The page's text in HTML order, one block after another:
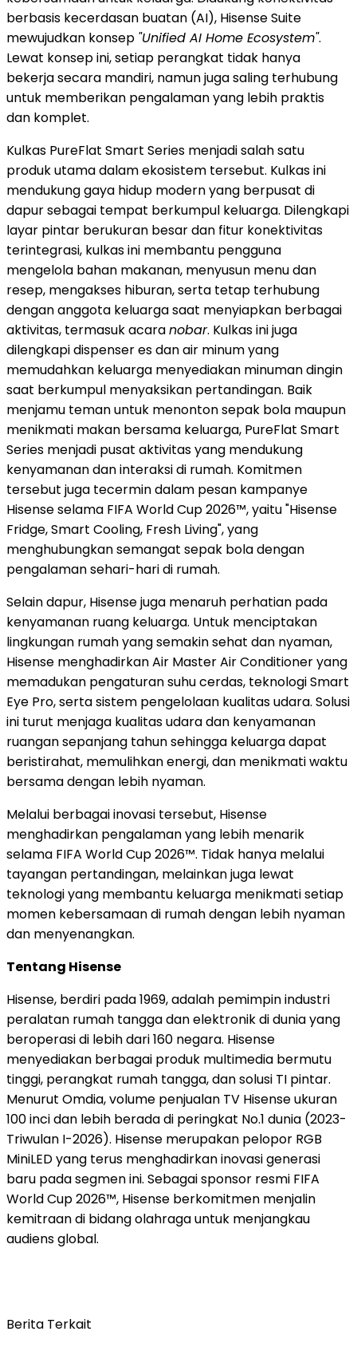
berbasis kecerdasan buatan (AI), Hisense Suite
mewujudkan konsep "Unified AI Home Ecosystem".
Lewat konsep ini, setiap perangkat tidak hanya
bekerja secara mandiri, namun juga saling terhubung
untuk memberikan pengalaman yang lebih praktis
dan komplet.
Kulkas PureFlat Smart Series menjadi salah satu
produk utama dalam ekosistem tersebut. Kulkas ini
mendukung gaya hidup modern yang berpusat di
dapur sebagai tempat berkumpul keluarga. Dilengkapi
layar pintar berukuran besar dan fitur konektivitas
terintegrasi, kulkas ini membantu pengguna
mengelola bahan makanan, menyusun menu dan
resep, mengakses hiburan, serta tetap terhubung
dengan anggota keluarga saat menyiapkan berbagai
aktivitas, termasuk acaranobar. Kulkas ini juga
dilengkapi dispenser es dan air minum yang
memudahkan keluarga menyediakan minuman dingin
saat berkumpul menyaksikan pertandingan. Baik
menjamu teman untuk menonton sepak bola maupun
menikmati makan bersama keluarga, PureFlat Smart
Series menjadi pusat aktivitas yang mendukung
kenyamanan dan interaksi di rumah. Komitmen
tersebut juga tecermin dalam pesan kampanye
Hisense selama FIFA World Cup 2026™, yaitu "Hisense
Fridge, Smart Cooling, Fresh Living", yang
menghubungkan semangat sepak bola dengan
pengalaman sehari-hari di rumah.
Selain dapur, Hisense juga menaruh perhatian pada
kenyamanan ruang keluarga. Untuk menciptakan
lingkungan rumah yang semakin sehat dan nyaman,
Hisense menghadirkan Air Master Air Conditioner yang
memadukan pengaturan suhu cerdas, teknologi Smart
Eye Pro, serta sistem pengelolaan kualitas udara. Solusi
ini turut menjaga kualitas udara dan kenyamanan
ruangan sepanjang tahun sehingga keluarga dapat
beristirahat, memulihkan energi, dan menikmati waktu
bersama dengan lebih nyaman.
Melalui berbagai inovasi tersebut, Hisense
menghadirkan pengalaman yang lebih menarik
selama FIFA World Cup 2026™. Tidak hanya melalui
tayangan pertandingan, melainkan juga lewat
teknologi yang membantu keluarga menikmati setiap
momen kebersamaan di rumah dengan lebih nyaman
dan menyenangkan.
Tentang Hisense
Hisense, berdiri pada 1969, adalah pemimpin industri
peralatan rumah tangga dan elektronik di dunia yang
beroperasi di lebih dari 160 negara. Hisense
menyediakan berbagai produk multimedia bermutu
tinggi, perangkat rumah tangga, dan solusi TI pintar.
Menurut Omdia, volume penjualan TV Hisense ukuran
100 inci dan lebih berada di peringkat No.1 dunia (2023-
Triwulan I-2026). Hisense merupakan pelopor RGB
MiniLED yang terus menghadirkan inovasi generasi
baru pada segmen ini. Sebagai sponsor resmi FIFA
World Cup 2026™, Hisense berkomitmen menjalin
kemitraan di bidang olahraga untuk menjangkau
audiens global.
Berita Terkait